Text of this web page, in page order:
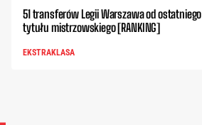
51 transferów Legii Warszawa od ostatniego
tytułu mistrzowskiego [RANKING]
EKSTRAKLASA